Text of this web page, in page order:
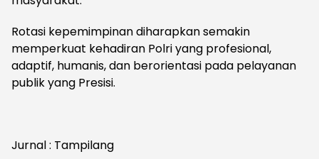
Rotasi kepemimpinan diharapkan semakin
memperkuat kehadiran Polri yang profesional,
adaptif, humanis, dan berorientasi pada pelayanan
publik yang Presisi.
Jurnal : Tampilang